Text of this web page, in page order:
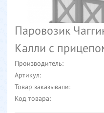
Паровозик
Калли с
Производитель:
Артикул:
Товар заказывали:
Код товара: